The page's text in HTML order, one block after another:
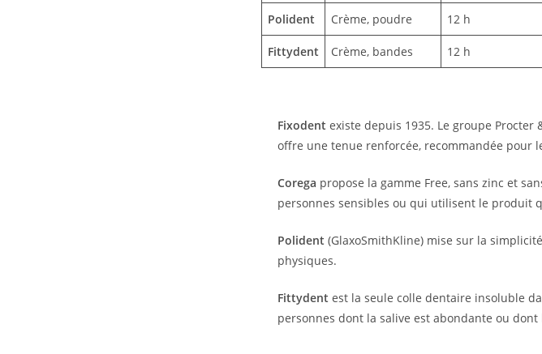
Polident Crème, poudre 12 h
Fittydent Crème, bandes 12 h
Fixodent existe depuis 1935. Le groupe Procter
offre une tenue renforcée, recommandée pour
Corega propose la gamme Free, sans zinc et
personnes sensibles ou qui utilisent le produit
Polident (GlaxoSmithKline) mise sur la
physiques.
Fittydent est la seule colle dentaire insoluble
personnes dont la salive est abondante ou